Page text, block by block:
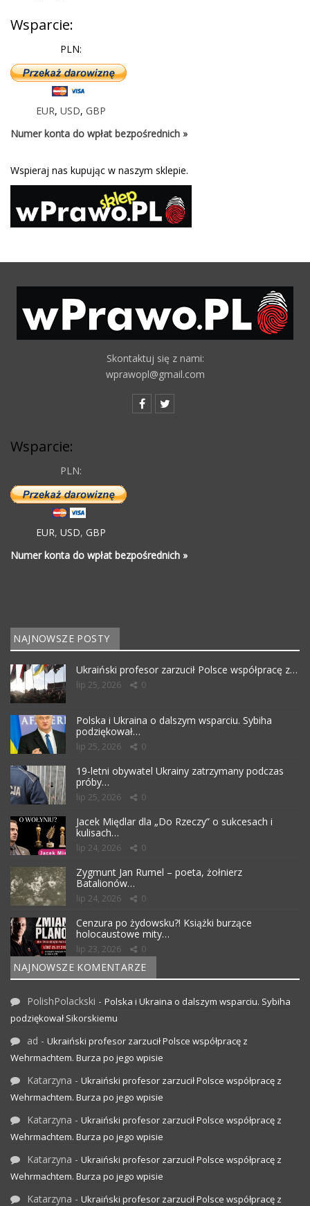
Wsparcie:
PLN:
EUR, USD, GBP
Numer konta do wpłat bezpośrednich »
Wspieraj nas kupując w naszym sklepie.
Skontaktuj się z nami:
wprawopl@gmail.com
Wsparcie:
PLN:
EUR, USD, GBP
Numer konta do wpłat bezpośrednich »
NAJNOWSZE POSTY
Ukraiński profesor zarzucił Polsce współpracę z…
lip 25, 2026 0
Polska i Ukraina o dalszym wsparciu. Sybiha
podziękował…
lip 25, 2026 0
19-letni obywatel Ukrainy zatrzymany podczas
próby…
lip 25, 2026 0
Jacek Międlar dla „Do Rzeczy” o sukcesach i
kulisach…
lip 24, 2026 0
Zygmunt Jan Rumel – poeta, żołnierz
Batalionów…
lip 24, 2026 0
Cenzura po żydowsku?! Książki burzące
holocaustowe mity…
lip 23, 2026 0
NAJNOWSZE KOMENTARZE
PolishPolackski - Polska i Ukraina o dalszym wsparciu. Sybiha
podziękował Sikorskiemu
ad - Ukraiński profesor zarzucił Polsce współpracę z
Wehrmachtem. Burza po jego wpisie
Katarzyna - Ukraiński profesor zarzucił Polsce współpracę z
Wehrmachtem. Burza po jego wpisie
Katarzyna - Ukraiński profesor zarzucił Polsce współpracę z
Wehrmachtem. Burza po jego wpisie
Katarzyna - Ukraiński profesor zarzucił Polsce współpracę z
Wehrmachtem. Burza po jego wpisie
Katarzyna - Ukraiński profesor zarzucił Polsce współpracę z